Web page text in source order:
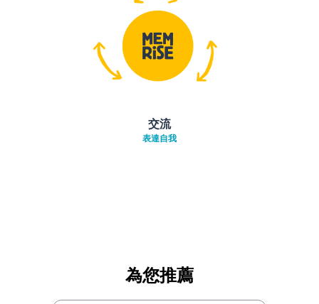
交流
表達自我
為您推薦